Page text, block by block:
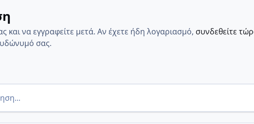
να εγγραφείτε μετά. Αν έχετε ήδη λογαριασμό, συνδεθείτε
σας.